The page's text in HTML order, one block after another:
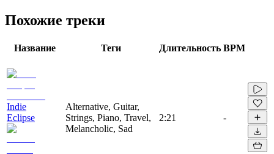
Похожие треки
Название Теги Длительность BPM
Indie
Eclipse
Alternative, Guitar,
Strings, Piano, Travel,
Melancholic, Sad
2:21 -